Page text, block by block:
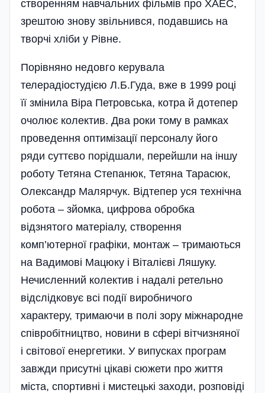
створенням навчальних фільмів про ХАЕС,
зрештою знову звільнився, подавшись на
творчі хліби у Рівне.
Порівняно недовго керувала
телерадіостудією Л.Б.Гуда, вже в 1999 році
її змінила Віра Петровська, котра й дотепер
очолює колектив. Два роки тому в рамках
проведення оптимізації персоналу його
ряди суттєво порідшали, перейшли на іншу
роботу Тетяна Степанюк, Тетяна Тарасюк,
Олександр Малярчук. Відтепер уся технічна
робота – зйомка, цифрова обробка
відзнятого матеріалу, створення
комп’ютерної графіки, монтаж – тримаються
на Вадимові Мацюку і Віталієві Ляшуку.
Нечисленний колектив і надалі ретельно
відслідковує всі події виробничого
характеру, тримаючи в полі зору міжнародне
співробітництво, новини в сфері вітчизняної
і світової енергетики. У випусках програм
завжди присутні цікаві сюжети про життя
міста, спортивні і мистецькі заходи, розповіді